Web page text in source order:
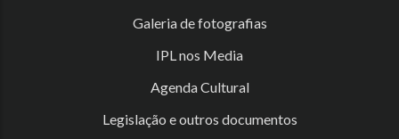
Galeria de fotografias
IPL nos Media
Agenda Cultural
Legislação e outros documentos